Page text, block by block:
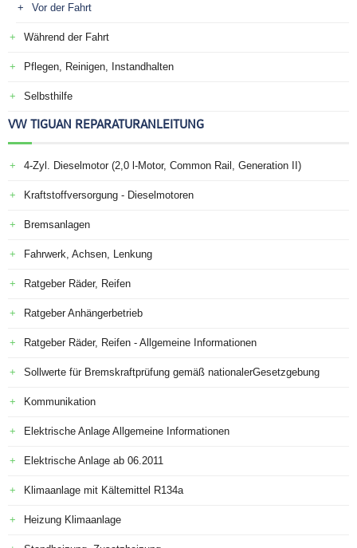
Vor der Fahrt
Während der Fahrt
Pflegen, Reinigen, Instandhalten
Selbsthilfe
VW TIGUAN REPARATURANLEITUNG
4-Zyl. Dieselmotor (2,0 l-Motor, Common Rail, Generation II)
Kraftstoffversorgung - Dieselmotoren
Bremsanlagen
Fahrwerk, Achsen, Lenkung
Ratgeber Räder, Reifen
Ratgeber Anhängerbetrieb
Ratgeber Räder, Reifen - Allgemeine Informationen
Sollwerte für Bremskraftprüfung gemäß nationalerGesetzgebung
Kommunikation
Elektrische Anlage Allgemeine Informationen
Elektrische Anlage ab 06.2011
Klimaanlage mit Kältemittel R134a
Heizung Klimaanlage